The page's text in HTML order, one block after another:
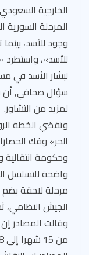
الخارجية
المرحلة السورية
وجود للأسد،
للأسد»،
لبشار الأسد في
سؤال صحافي, أن
لمزيد من التشاور.
وتقضي الخطة
الحر» وفك
وحكومة انتقالية
واضحة للتسلسل
مرحلة لاحقة بضم
الجيش
وقالت المصادر